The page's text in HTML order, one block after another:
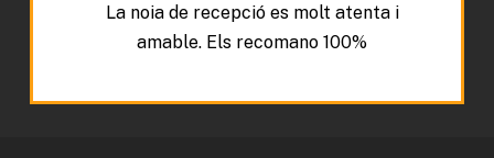
La noia de recepció es molt atenta i
amable. Els recomano 100%